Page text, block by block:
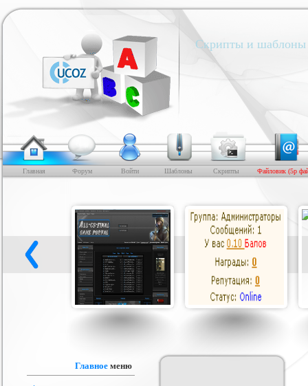
Скрипты и шаблоны
Главная Форум Войти Шаблоны Скрипты Файловик (5р
Главное меню